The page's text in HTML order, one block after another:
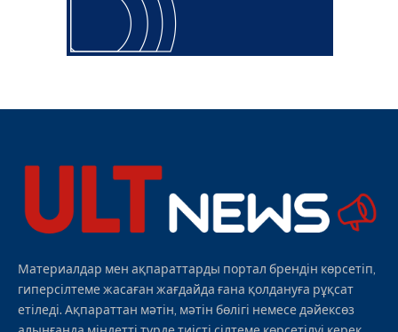
Материалдар мен ақпараттарды портал брендін көрсетіп,
гиперсілтеме жасаған жағдайда ғана қолдануға рұқсат
етіледі. Ақпараттан мәтін, мәтін бөлігі немесе дәйексөз